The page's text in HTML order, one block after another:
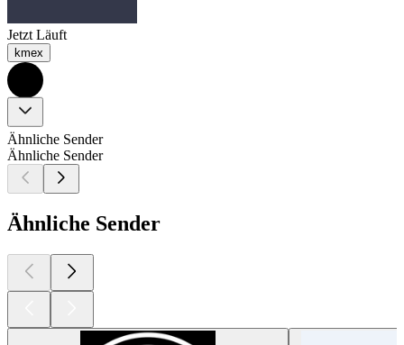
Jetzt Läuft
kmex
Ähnliche Sender
Ähnliche Sender
Ähnliche Sender